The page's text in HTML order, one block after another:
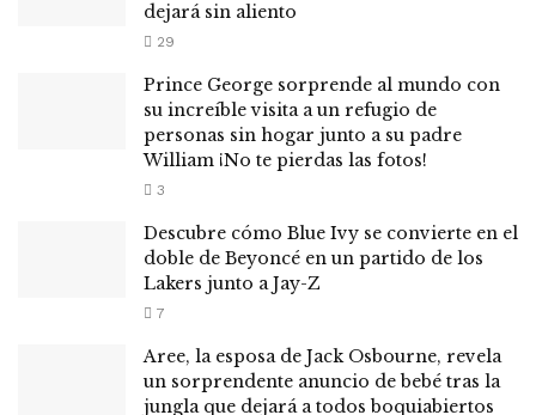
dejará sin aliento
29
Prince George sorprende al mundo con
su increíble visita a un refugio de
personas sin hogar junto a su padre
William ¡No te pierdas las fotos!
3
Descubre cómo Blue Ivy se convierte en el
doble de Beyoncé en un partido de los
Lakers junto a Jay-Z
7
Aree, la esposa de Jack Osbourne, revela
un sorprendente anuncio de bebé tras la
jungla que dejará a todos boquiabiertos